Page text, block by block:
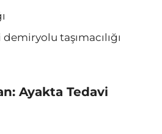
demiryolu taşımacılığı
Ayakta Tedavi